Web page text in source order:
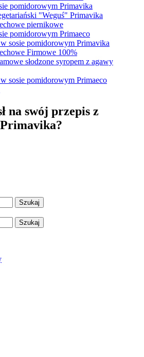
na swój przepis z
Szukaj
Szukaj